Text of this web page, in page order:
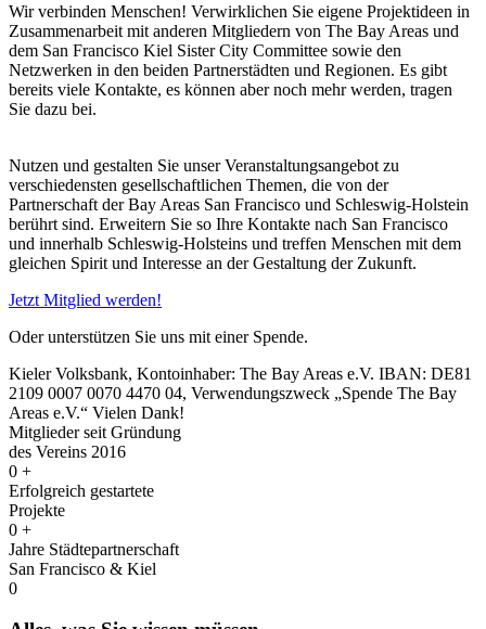
Wir verbinden Menschen! Verwirklichen Sie eigene Projektideen in
Zusammenarbeit mit anderen Mitgliedern von The Bay Areas und
dem San Francisco Kiel Sister City Committee sowie den
Netzwerken in den beiden Partnerstädten und Regionen. Es gibt
bereits viele Kontakte, es können aber noch mehr werden, tragen
Sie dazu bei.
Nutzen und gestalten Sie unser Veranstaltungsangebot zu
verschiedensten gesellschaftlichen Themen, die von der
Partnerschaft der Bay Areas San Francisco und Schleswig-Holstein
berührt sind. Erweitern Sie so Ihre Kontakte nach San Francisco
und innerhalb Schleswig-Holsteins und treffen Menschen mit dem
gleichen Spirit und Interesse an der Gestaltung der Zukunft.
Jetzt Mitglied werden!
Oder unterstützen Sie uns mit einer Spende.
Kieler Volksbank, Kontoinhaber: The Bay Areas e.V. IBAN: DE81
2109 0007 0070 4470 04, Verwendungszweck „Spende The Bay
Areas e.V.“ Vielen Dank!
Mitglieder seit Gründung
des Vereins 2016
0 +
Erfolgreich gestartete
Projekte
0 +
Jahre Städtepartnerschaft
San Francisco & Kiel
0